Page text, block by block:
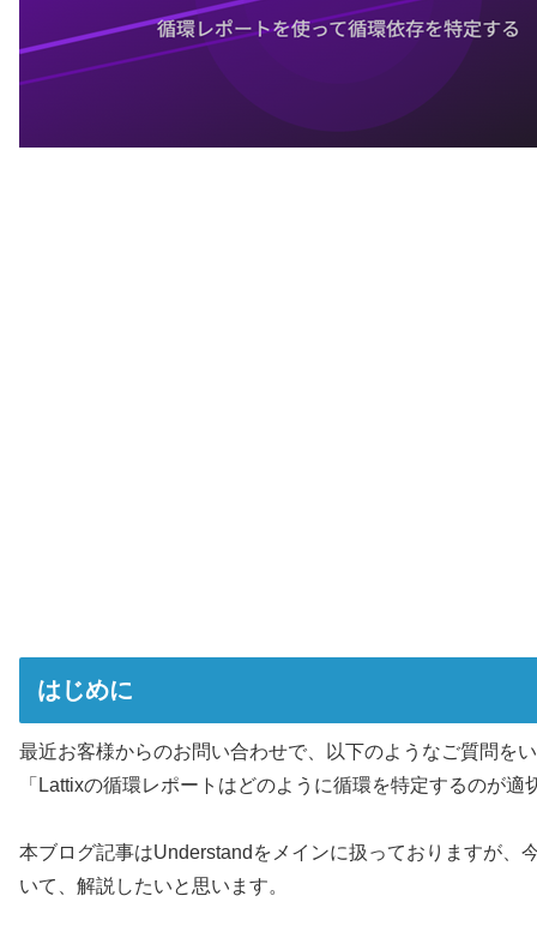
はじめに
最近お客様からのお問い合わせで、以下のようなご質問を
「Lattixの循環レポートはどのように循環を特定するのが
本ブログ記事はUnderstandをメインに扱っておりますが、
いて、解説したいと思います。